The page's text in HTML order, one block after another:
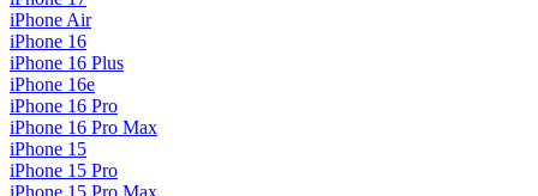
iPhone Air
iPhone 16
iPhone 16 Plus
iPhone 16e
iPhone 16 Pro
iPhone 16 Pro Max
iPhone 15
iPhone 15 Pro
iPhone 15 Pro Max